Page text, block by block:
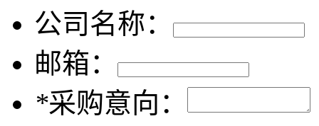
公司名称：
邮箱：
*采购意向：